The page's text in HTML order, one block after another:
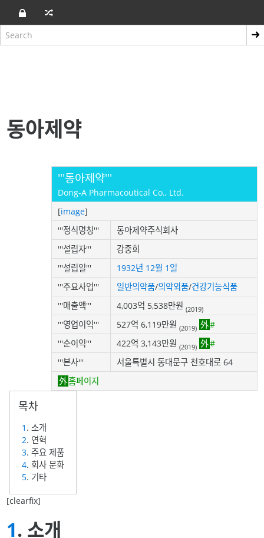
동아제약
'''동아제약'''
Dong-A Pharmacoutical Co., Ltd.
[image]
'''정식명칭'''
동아제약주식회사
'''설립자'''
강중희
'''설립일'''
1932년 12월 1일
'''주요사업'''
일반의약품/의약외품/건강기능식품
'''매출액'''
4,003억 5,538만원 (2019)
'''영업이익''' 527억 6,119만원 (2019)
#
'''순이익'''
422억 3,143만원 (2019)
#
'''본사'''
서울특별시 동대문구 천호대로 64
홈페이지
1 . 소개
2. 연혁
3. 주요 제품
4. 회사 문화
5. 기타
[clearfix]
1. 소개